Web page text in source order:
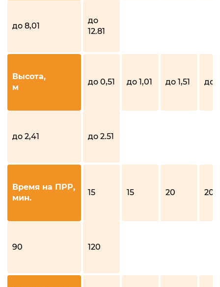
до 8,01
до
12.81
Высота,
м
до 0,51 до 1,01 до 1,51 до
до 2,41 до 2.51
Время на ПРР,
мин.
15 15 20 20
90 120